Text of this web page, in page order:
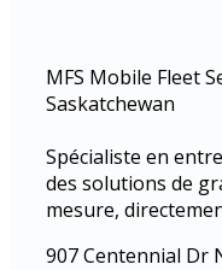
MFS Mobile Fleet
Saskatchewan
Spécialiste en
des solutions de
mesure,
907 Centennial Dr